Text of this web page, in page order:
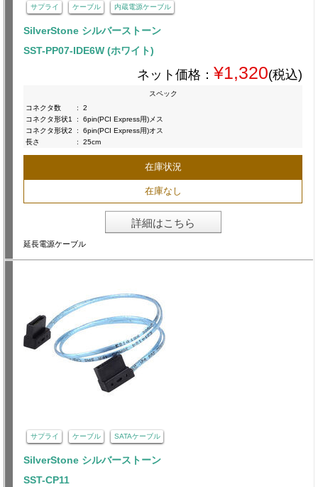
サプライ ケーブル 内蔵電源ケーブル
SilverStone シルバーストーン
SST-PP07-IDE6W (ホワイト)
ネット価格： ¥1,320(税込)
スペック
コネクタ数
:
2
コネクタ形状1
:
6pin(PCI Express用)メス
コネクタ形状2
:
6pin(PCI Express用)オス
長さ
: 25cm
在庫状況
在庫なし
詳細はこちら
延長電源ケーブル
サプライ ケーブル SATAケーブル
SilverStone シルバーストーン
SST-CP11